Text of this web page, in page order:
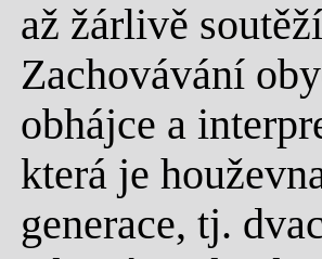
až žárlivě
Zachovávání
obhájce a
která je
generace, tj.